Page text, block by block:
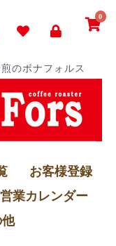
0
のボナフォルス
お客様登録
営業カレンダー